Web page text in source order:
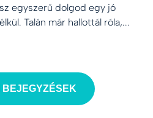
egyszerű dolgod egy jó
Talán már hallottál róla,...